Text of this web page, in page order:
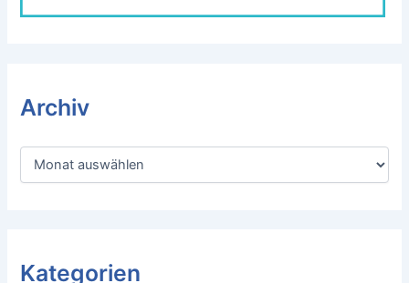
Archiv
A
Kategorien